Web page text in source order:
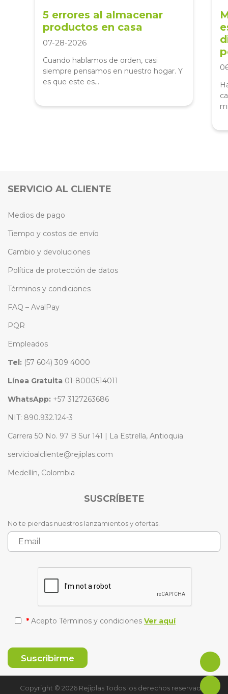
5 errores al almacenar
productos en casa
07-28-2026
Cuando hablamos de orden, casi
siempre pensamos en nuestro hogar. Y
es que este es...
SERVICIO AL CLIENTE
Medios de pago
Tiempo y costos de envío
Cambio y devoluciones
Política de protección de datos
Términos y condiciones
FAQ – AvalPay
PQR
Empleados
Tel: (57 604) 309 4000
Línea Gratuita 01-8000514011
WhatsApp: +57 3127263686
NIT: 890.932.124-3
Carrera 50 No. 97 B Sur 141 | La Estrella, Antioquia
servicioalcliente@rejiplas.com
Medellín, Colombia
SUSCRÍBETE
No te pierdas nuestros lanzamientos y ofertas.
* Acepto Términos y condiciones Ver aquí
Copyright © 2026 Rejiplas Todos los derechos reservados